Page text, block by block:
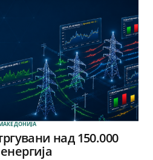
над 150.000